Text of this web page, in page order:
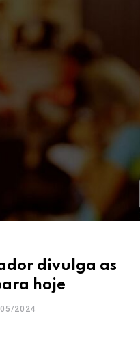
divulga as
hoje
2024